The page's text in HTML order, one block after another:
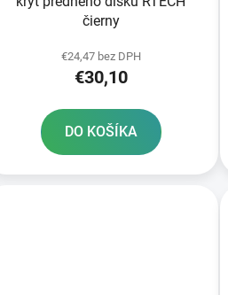
čierny
€24,47 bez DPH
€30,10
DO KOŠÍKA